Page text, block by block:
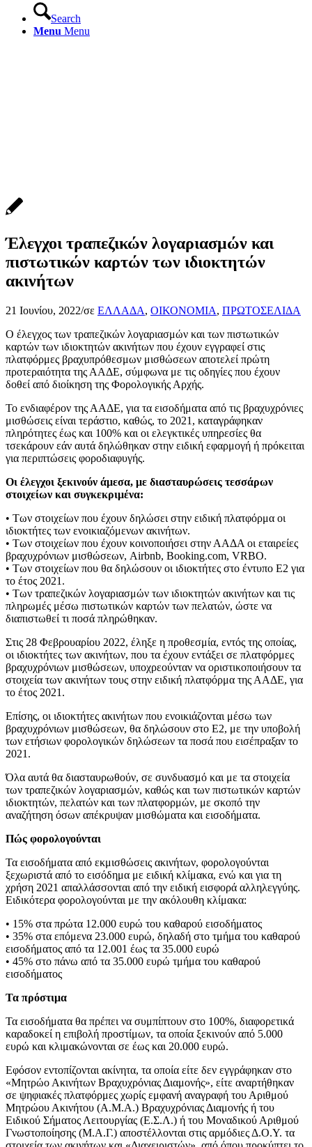
Search
Menu Menu
Έλεγχοι τραπεζικών λογαριασμών και
πιστωτικών καρτών των ιδιοκτητών
ακινήτων
21 Ιουνίου, 2022/σε ΕΛΛΑΔΑ, ΟΙΚΟΝΟΜΙΑ, ΠΡΩΤΟΣΕΛΙΔΑ
Ο έλεγχος των τραπεζικών λογαριασμών και των πιστωτικών
καρτών των ιδιοκτητών ακινήτων που έχουν εγγραφεί στις
πλατφόρμες βραχυπρόθεσμων μισθώσεων αποτελεί πρώτη
προτεραιότητα της ΑΑΔΕ, σύμφωνα με τις οδηγίες που έχουν
δοθεί από διοίκηση της Φορολογικής Αρχής.
Το ενδιαφέρον της ΑΑΔΕ, για τα εισοδήματα από τις βραχυχρόνιες
μισθώσεις είναι τεράστιο, καθώς, το 2021, καταγράφηκαν
πληρότητες έως και 100% και οι ελεγκτικές υπηρεσίες θα
τσεκάρουν εάν αυτά δηλώθηκαν στην ειδική εφαρμογή ή πρόκειται
για περιπτώσεις φοροδιαφυγής.
Οι έλεγχοι ξεκινούν άμεσα, με διασταυρώσεις τεσσάρων
στοιχείων και συγκεκριμένα:
• Των στοιχείων που έχουν δηλώσει στην ειδική πλατφόρμα οι
ιδιοκτήτες των ενοικιαζόμενων ακινήτων.
• Των στοιχείων που έχουν κοινοποιήσει στην ΑΑΔΑ οι εταιρείες
βραχυχρόνιων μισθώσεων, Airbnb, Booking.com, VRBO.
• Των στοιχείων που θα δηλώσουν οι ιδιοκτήτες στο έντυπο Ε2 για
το έτος 2021.
• Των τραπεζικών λογαριασμών των ιδιοκτητών ακινήτων και τις
πληρωμές μέσω πιστωτικών καρτών των πελατών, ώστε να
διαπιστωθεί τι ποσά πληρώθηκαν.
Στις 28 Φεβρουαρίου 2022, έληξε η προθεσμία, εντός της οποίας,
οι ιδιοκτήτες των ακινήτων, που τα έχουν εντάξει σε πλατφόρμες
βραχυχρόνιων μισθώσεων, υποχρεούνταν να οριστικοποιήσουν τα
στοιχεία των ακινήτων τους στην ειδική πλατφόρμα της ΑΑΔΕ, για
το έτος 2021.
Επίσης, οι ιδιοκτήτες ακινήτων που ενοικιάζονται μέσω των
βραχυχρόνιων μισθώσεων, θα δηλώσουν στο Ε2, με την υποβολή
των ετήσιων φορολογικών δηλώσεων τα ποσά που εισέπραξαν το
2021.
Όλα αυτά θα διασταυρωθούν, σε συνδυασμό και με τα στοιχεία
των τραπεζικών λογαριασμών, καθώς και των πιστωτικών καρτών
ιδιοκτητών, πελατών και των πλατφορμών, με σκοπό την
αναζήτηση όσων απέκρυψαν μισθώματα και εισοδήματα.
Πώς φορολογούνται
Τα εισοδήματα από εκμισθώσεις ακινήτων, φορολογούνται
ξεχωριστά από το εισόδημα με ειδική κλίμακα, ενώ και για τη
χρήση 2021 απαλλάσσονται από την ειδική εισφορά αλληλεγγύης.
Ειδικότερα φορολογούνται με την ακόλουθη κλίμακα:
• 15% στα πρώτα 12.000 ευρώ του καθαρού εισοδήματος
• 35% στα επόμενα 23.000 ευρώ, δηλαδή στο τμήμα του καθαρού
εισοδήματος από τα 12.001 έως τα 35.000 ευρώ
• 45% στο πάνω από τα 35.000 ευρώ τμήμα του καθαρού
εισοδήματος
Τα πρόστιμα
Τα εισοδήματα θα πρέπει να συμπίπτουν στο 100%, διαφορετικά
καραδοκεί η επιβολή προστίμων, τα οποία ξεκινούν από 5.000
ευρώ και κλιμακώνονται σε έως και 20.000 ευρώ.
Εφόσον εντοπίζονται ακίνητα, τα οποία είτε δεν εγγράφηκαν στο
«Μητρώο Ακινήτων Βραχυχρόνιας Διαμονής», είτε αναρτήθηκαν
σε ψηφιακές πλατφόρμες χωρίς εμφανή αναγραφή του Αριθμού
Μητρώου Ακινήτου (Α.Μ.Α.) Βραχυχρόνιας Διαμονής ή του
Ειδικού Σήματος Λειτουργίας (Ε.Σ.Λ.) ή του Μοναδικού Αριθμού
Γνωστοποίησης (Μ.Α.Γ.) αποστέλλονται στις αρμόδιες Δ.Ο.Υ. τα